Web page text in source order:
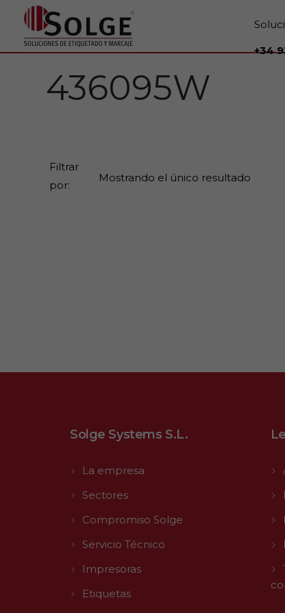
+34
436095W
Filtrar
por:
Mostrando el único resultado
Solge Systems S.L.
La empresa
Sectores
Compromiso Solge
Servicio Técnico
Impresoras
Etiquetas